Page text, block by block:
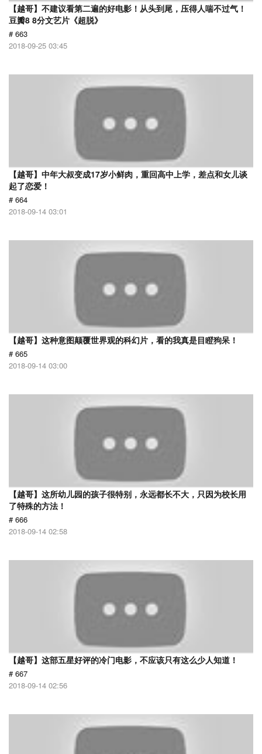
【越哥】不建议看第二遍的好电影！从头到尾，压得人喘不过气！
豆瓣8 8分文艺片《超脱》
# 663
2018-09-25 03:45
【越哥】中年大叔变成17岁小鲜肉，重回高中上学，差点和女儿谈
起了恋爱！
# 664
2018-09-14 03:01
【越哥】这种意图颠覆世界观的科幻片，看的我真是目瞪狗呆！
# 665
2018-09-14 03:00
【越哥】这所幼儿园的孩子很特别，永远都长不大，只因为校长用
了特殊的方法！
# 666
2018-09-14 02:58
【越哥】这部五星好评的冷门电影，不应该只有这么少人知道！
# 667
2018-09-14 02:56